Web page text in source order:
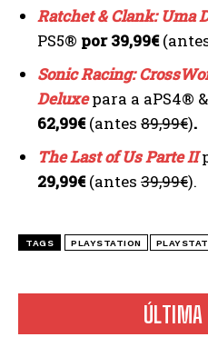
ÚLTIMA
Ratchet & Clank: Uma
PS5® por 39,99€
Sonic Racing:
Deluxe para a aPS4®
62,99€(antes 89,99€).
The Last of Us Parte II
29,99€(antes 39,99€).
TAGS PLAYSTATION